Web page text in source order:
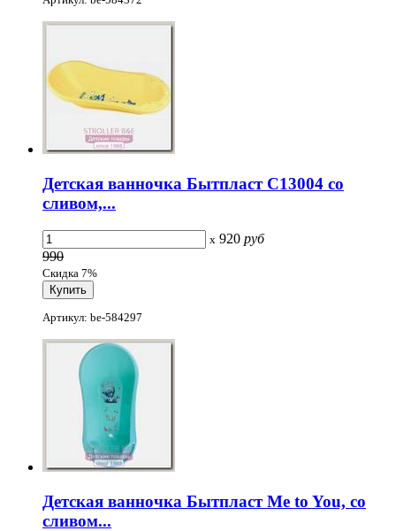
Детская ванночка Бытпласт С13004 со
сливом,...
x 920 руб
990
Скидка 7%
Артикул: be-584297
Детская ванночка Бытпласт Me to You, со
сливом...